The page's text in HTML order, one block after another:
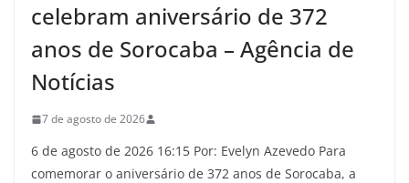
celebram aniversário de 372
anos de Sorocaba – Agência de
Notícias
7 de agosto de 2026
6 de agosto de 2026 16:15 Por: Evelyn Azevedo Para
comemorar o aniversário de 372 anos de Sorocaba, a